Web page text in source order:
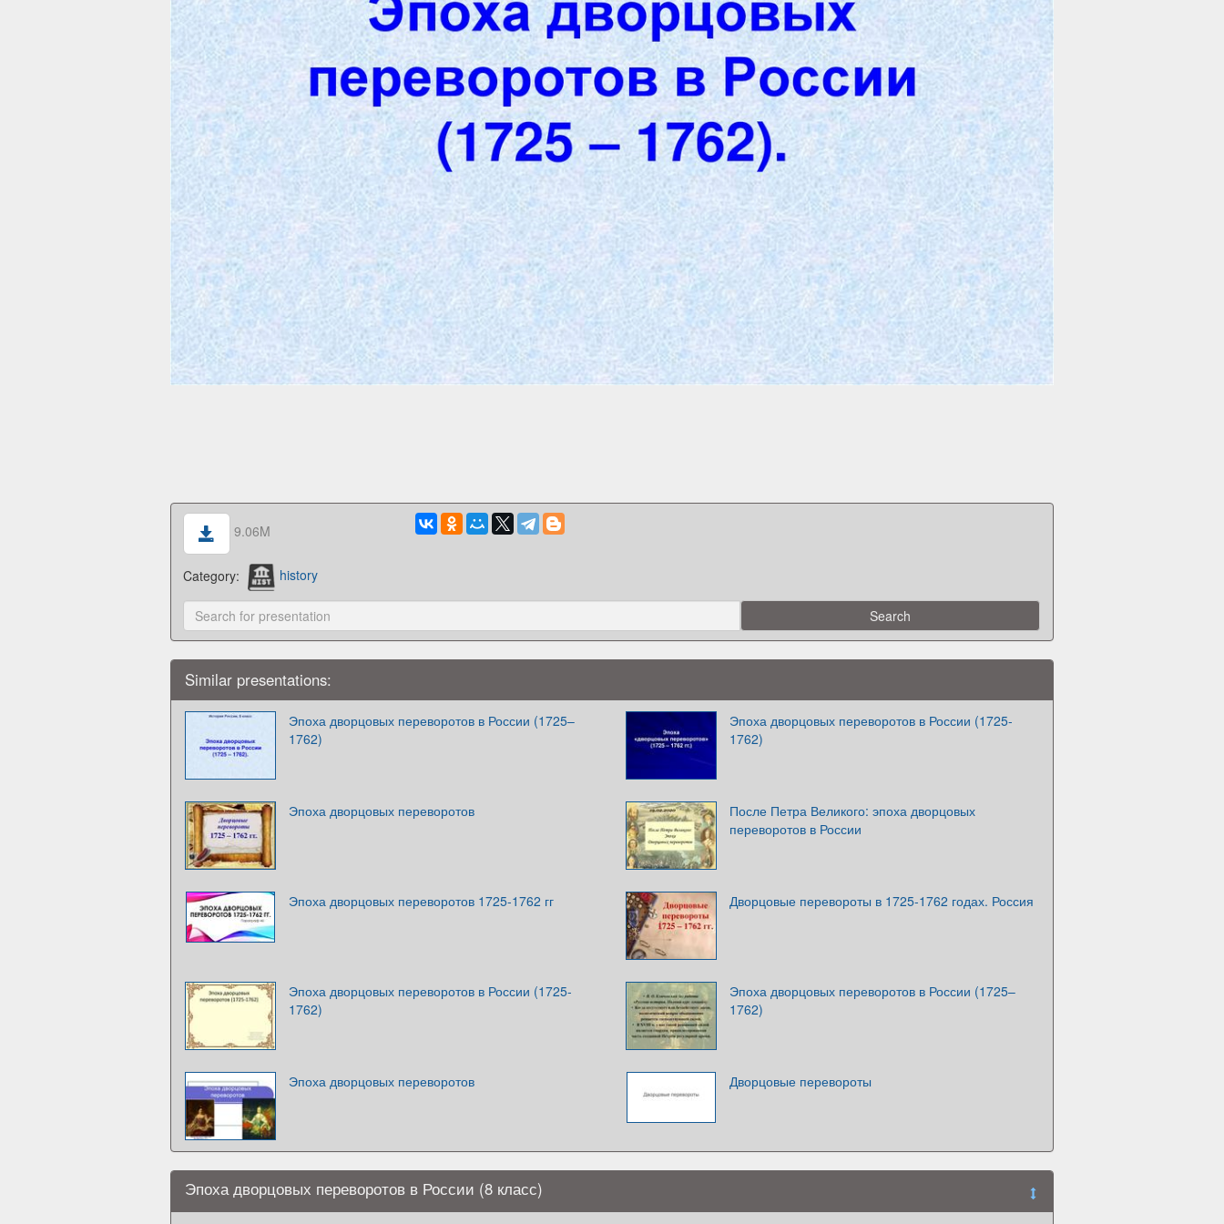
9.06M
Category: history
Similar presentations:
Эпоха дворцовых переворотов в России (1725–
1762)
Эпоха дворцовых переворотов в России (1725-
1762)
Эпоха дворцовых переворотов
После Петра Великого: эпоха дворцовых
переворотов в России
Эпоха дворцовых переворотов 1725-1762 гг Дворцовые перевороты в 1725-1762 годах. Россия
Эпоха дворцовых переворотов в России (1725-
1762)
Эпоха дворцовых переворотов в России (1725–
1762)
Эпоха дворцовых переворотов Дворцовые перевороты
Эпоха дворцовых переворотов в России (8 класс)